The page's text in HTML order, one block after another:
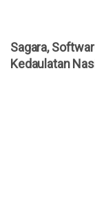
Sagara,
Kedaulatan